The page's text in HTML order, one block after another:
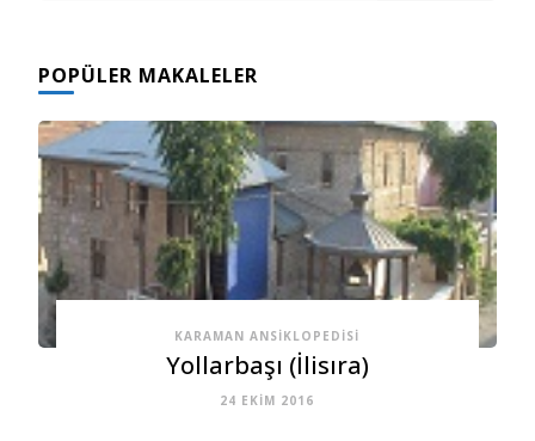
POPÜLER MAKALELER
KARAMAN ANSIKLOPEDISI
Yollarbaşı (İlisıra)
24 EKIM 2016